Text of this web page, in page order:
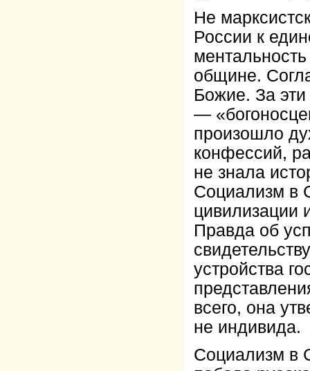
Не
России к
общине.
Божие. За эти
—
произошло
конфессий,
не знала
Социализм в
цивилизации
Правда об
устройства
всего, она
не индивида.
Социализм в